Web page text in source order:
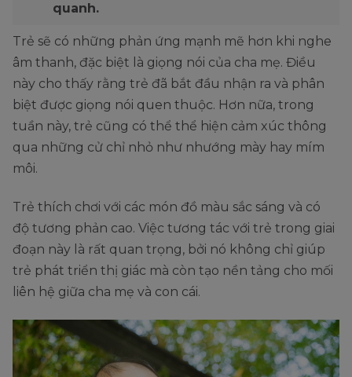
quanh.
Trẻ sẽ có những phản ứng mạnh mẽ hơn khi nghe
âm thanh, đặc biệt là giọng nói của cha mẹ. Điều
này cho thấy rằng trẻ đã bắt đầu nhận ra và phân
biệt được giọng nói quen thuộc. Hơn nữa, trong
tuần này, trẻ cũng có thể thể hiện cảm xúc thông
qua những cử chỉ nhỏ như nhướng mày hay mím
môi.
Trẻ thích chơi với các món đồ màu sắc sáng và có
độ tương phản cao. Việc tương tác với trẻ trong giai
đoạn này là rất quan trọng, bởi nó không chỉ giúp
trẻ phát triển thị giác mà còn tạo nền tảng cho mối
liên hệ giữa cha mẹ và con cái.